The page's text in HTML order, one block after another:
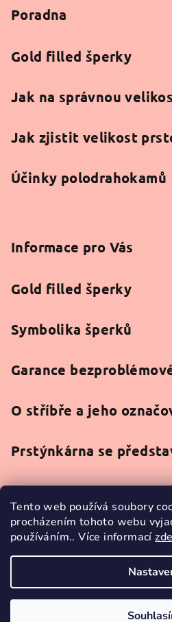
Tento web používá soubory
procházením tohoto webu
používáním.. Více informacízde
Poradna
Gold filled šperky
Jak na správnou
Jak zjistit velikost
Účinky polodrahokamů
Informace pro Vás
Gold filled šperky
Symbolika šperků
Garance
O stříbře a jeho
Prstýnkárna se
Facebook